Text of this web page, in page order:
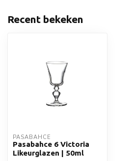
Recent bekeken
PASABAHCE
Pasabahce 6 Victoria
Likeurglazen | 50ml